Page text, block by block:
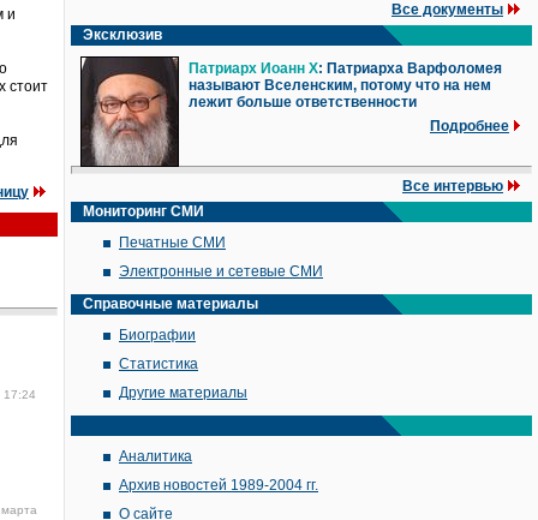
и
стоит
17:24
Все документы
Эксклюзив
Патриарх Иоанн X: Патриарха Варфоломея
называют Вселенским, потому что на нем
лежит больше ответственности
Подробнее
Все интервью
Мониторинг СМИ
Печатные СМИ
Электронные и сетевые СМИ
Справочные материалы
Биографии
Статистика
Другие материалы
Аналитика
Архив новостей 1989-2004 гг.
О сайте